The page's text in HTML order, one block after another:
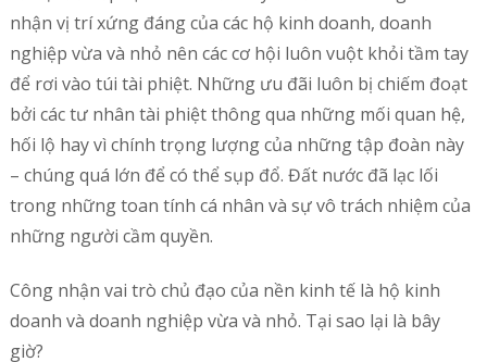
nhận vị trí xứng đáng của các hộ kinh doanh, doanh
nghiệp vừa và nhỏ nên các cơ hội luôn vuột khỏi tầm tay
để rơi vào túi tài phiệt. Những ưu đãi luôn bị chiếm đoạt
bởi các tư nhân tài phiệt thông qua những mối quan hệ,
hối lộ hay vì chính trọng lượng của những tập đoàn này
– chúng quá lớn để có thể sụp đổ. Đất nước đã lạc lối
trong những toan tính cá nhân và sự vô trách nhiệm của
những người cầm quyền.
Công nhận vai trò chủ đạo của nền kinh tế là hộ kinh
doanh và doanh nghiệp vừa và nhỏ. Tại sao lại là bây
giờ?